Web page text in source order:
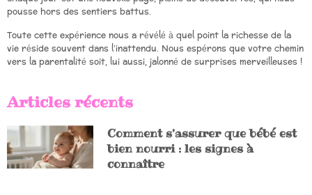
pousse hors des sentiers battus.
Toute cette expérience nous a révélé à quel point la richesse de la
vie réside souvent dans l’inattendu. Nous espérons que votre chemin
vers la parentalité soit, lui aussi, jalonné de surprises merveilleuses !
Articles récents
Comment s’assurer que bébé est
bien nourri : les signes à
connaître